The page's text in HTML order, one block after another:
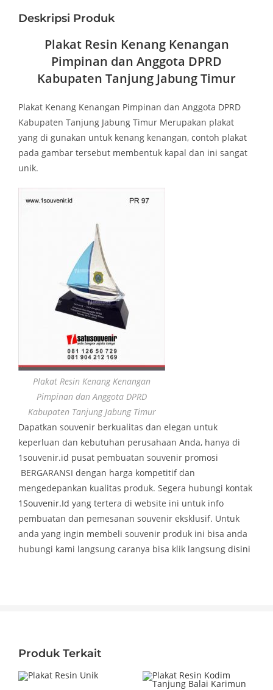
Deskripsi Produk
Plakat Resin Kenang Kenangan
Pimpinan dan Anggota DPRD
Kabupaten Tanjung Jabung Timur
Plakat Kenang Kenangan Pimpinan dan Anggota DPRD
Kabupaten Tanjung Jabung Timur Merupakan plakat
yang di gunakan untuk kenang kenangan, contoh plakat
pada gambar tersebut membentuk kapal dan ini sangat
unik.
Plakat Resin Kenang Kenangan
Pimpinan dan Anggota DPRD
Kabupaten Tanjung Jabung Timur
Dapatkan souvenir berkualitas dan elegan untuk
keperluan dan kebutuhan perusahaan Anda, hanya di
1souvenir.id pusat pembuatan souvenir promosi
BERGARANSI dengan harga kompetitif dan
mengedepankan kualitas produk. Segera hubungi kontak
1Souvenir.Id yang tertera di website ini untuk info
pembuatan dan pemesanan souvenir eksklusif. Untuk
anda yang ingin membeli souvenir produk ini bisa anda
hubungi kami langsung caranya bisa klik langsung disini
Produk Terkait